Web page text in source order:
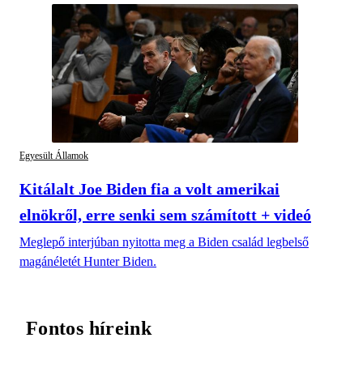
Egyesült Államok
Kitálalt Joe Biden fia a volt amerikai
elnökről, erre senki sem számított + videó
Meglepő interjúban nyitotta meg a Biden család legbelső
magánéletét Hunter Biden.
Fontos híreink